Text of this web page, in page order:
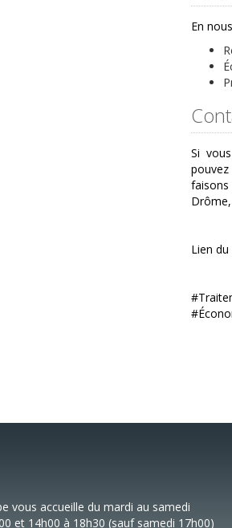
En
Si
Lien
vous accueille du mardi au samedi
et 14h00 à 18h30 (sauf samedi 17h00)